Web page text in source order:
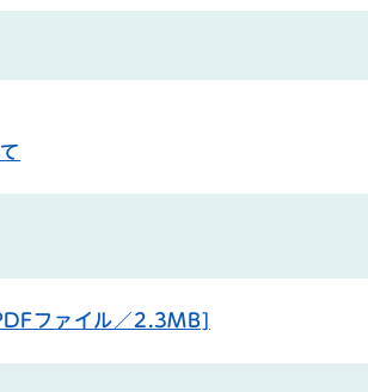
ファイル／2.3MB]